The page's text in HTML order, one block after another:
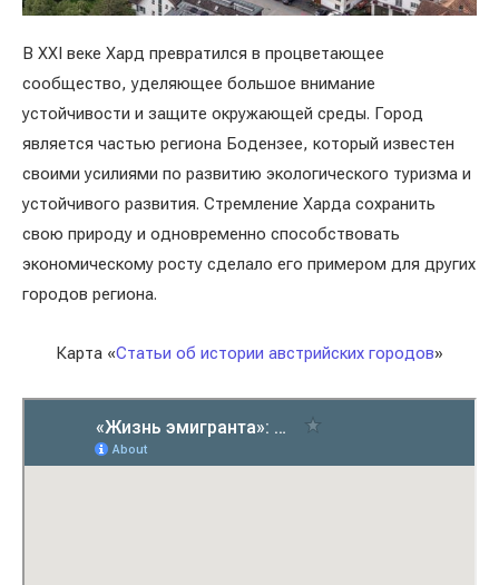
В XXI веке Хард превратился в процветающее
сообщество, уделяющее большое внимание
устойчивости и защите окружающей среды. Город
является частью региона Бодензее, который известен
своими усилиями по развитию экологического туризма и
устойчивого развития. Стремление Харда сохранить
свою природу и одновременно способствовать
экономическому росту сделало его примером для других
городов региона.
Карта «Статьи об истории австрийских городов»